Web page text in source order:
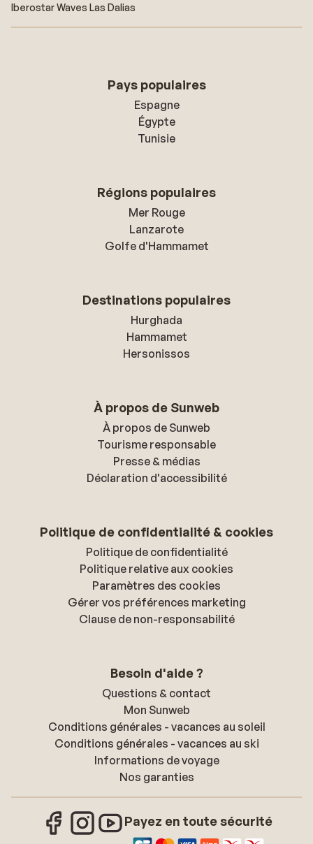
Iberostar Waves Las Dalias
Pays populaires
Espagne
Égypte
Tunisie
Régions populaires
Mer Rouge
Lanzarote
Golfe d'Hammamet
Destinations populaires
Hurghada
Hammamet
Hersonissos
À propos de Sunweb
À propos de Sunweb
Tourisme responsable
Presse & médias
Déclaration d'accessibilité
Politique de confidentialité & cookies
Politique de confidentialité
Politique relative aux cookies
Paramètres des cookies
Gérer vos préférences marketing
Clause de non-responsabilité
Besoin d'aide ?
Questions & contact
Mon Sunweb
Conditions générales - vacances au soleil
Conditions générales - vacances au ski
Informations de voyage
Nos garanties
Payez en toute sécurité